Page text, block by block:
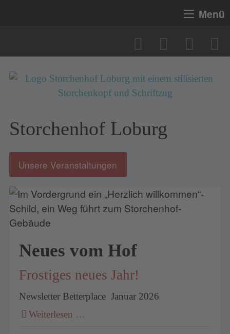
Menü
Storchenhof Loburg
Unsere Veranstaltungen
Neues vom Hof
Frostiges neues Jahr!
Newsletter Betterplace Januar 2026
Weiterlesen …